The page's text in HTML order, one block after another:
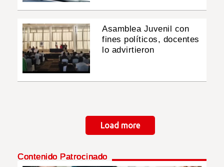
Asamblea Juvenil con
fines políticos, docentes
lo advirtieron
Load more
Contenido Patrocinado